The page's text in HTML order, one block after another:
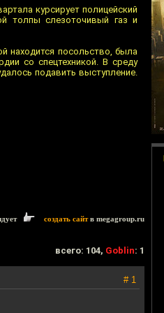
курсирует полицейский
толпы слезоточивый газ и
находится посольство, была
со спецтехникой. В среду
подавить выступление.
создать сайтв megagroup.ru
всего: 104, Goblin: 1
# 1